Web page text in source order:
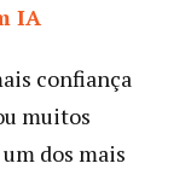
IA
confiança
muitos
dos mais